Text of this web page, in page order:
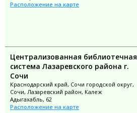
Расположение на карте
Централизованная библиотечная
система Лазаревского района г.
Сочи
Краснодарский край, Сочи городской округ,
Сочи, Лазаревский район, Калеж
Адыгахабль, 62
Расположение на карте